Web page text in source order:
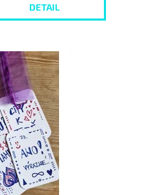
DETAIL